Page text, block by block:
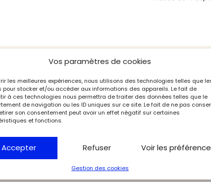
Vos paramètres de cookies
les meilleures expériences, nous utilisons des technologies telles que
pour stocker et/ou accéder aux informations des appareils. Le fait de
à ces technologies nous permettra de traiter des données telles que le
de navigation ou les ID uniques sur ce site. Le fait de ne pas
son consentement peut avoir un effet négatif sur certaines
et fonctions.
Accepter Refuser Voir les
Gestion des cookies